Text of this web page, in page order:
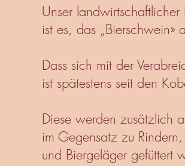
Unser
ist es, das „Bierschwein»
Dass sich mit der
ist spätestens seit den
Diese werden zusätzlich
im Gegensatz zu
und Biergeläger gefüttert